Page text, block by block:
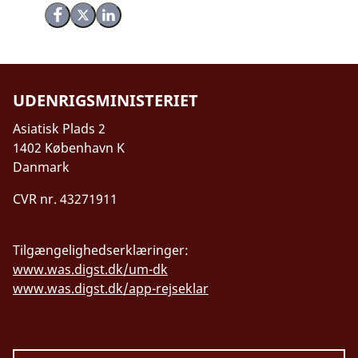
Del på Facebook
Del på X (Twitter)
Del på LinkedIn
UDENRIGSMINISTERIET
Asiatisk Plads 2
1402 København K
Danmark
CVR nr. 43271911
Tilgængelighedserklæringer:
www.was.digst.dk/um-dk
www.was.digst.dk/app-rejseklar